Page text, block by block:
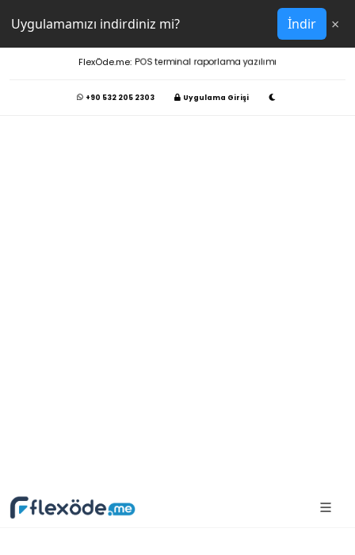
Uygulamamızı indirdiniz mi? İndir ×
FlexÖde.me: POS terminal raporlama yazılımı
+90 532 205 2303 Uygulama Girişi